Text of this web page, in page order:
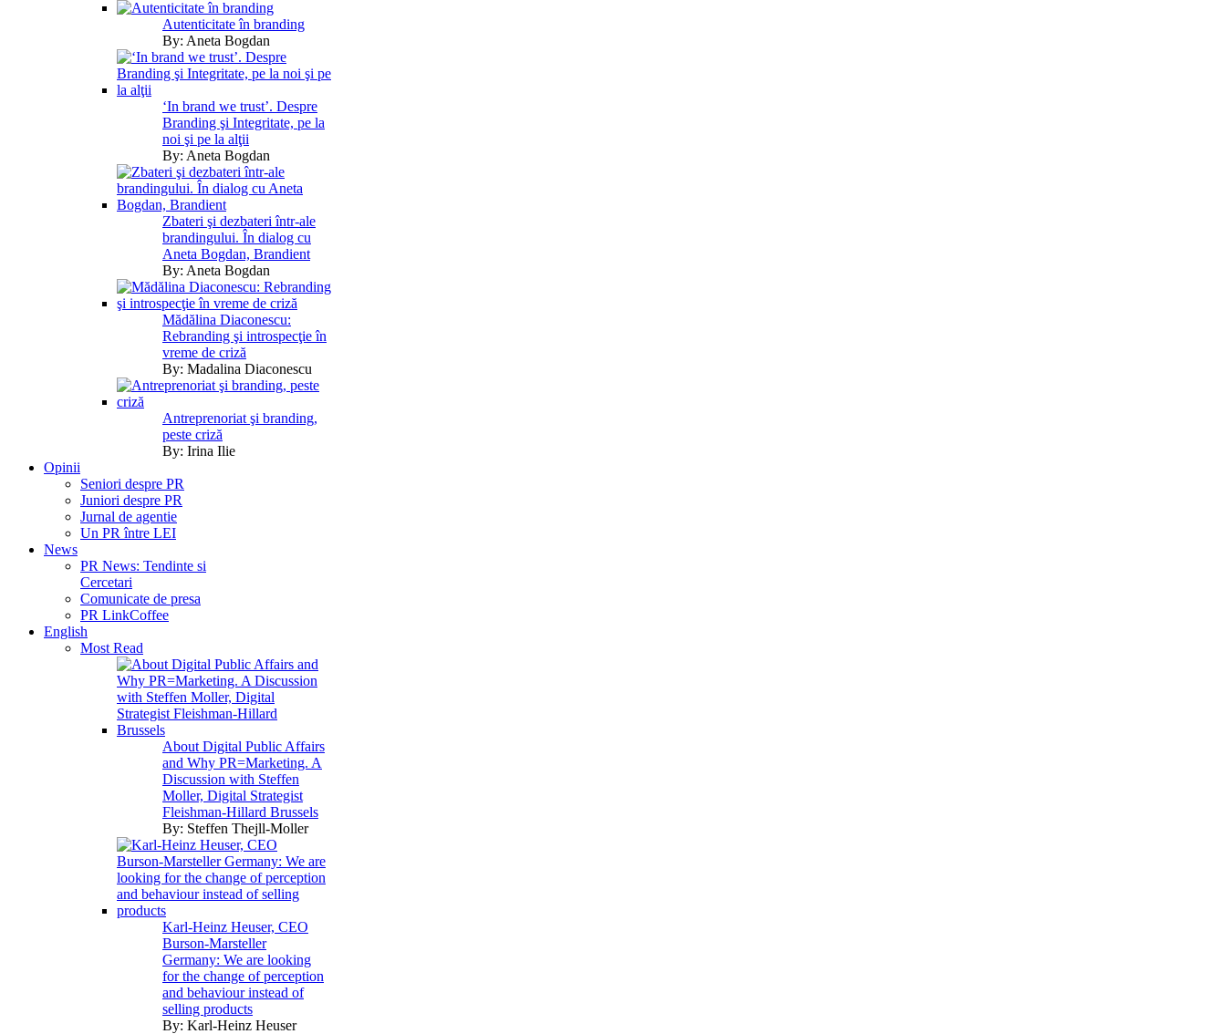
Autenticitate în branding
By: Aneta Bogdan
‘In brand we trust’. Despre
Branding şi Integritate, pe la
noi şi pe la alţii
By: Aneta Bogdan
Zbateri şi dezbateri într-ale
brandingului. În dialog cu
Aneta Bogdan, Brandient
By: Aneta Bogdan
Mădălina Diaconescu:
Rebranding şi introspecţie în
vreme de criză
By: Madalina Diaconescu
Antreprenoriat şi branding,
peste criză
By: Irina Ilie
Opinii
Seniori despre PR
Juniori despre PR
Jurnal de agentie
Un PR între LEI
News
PR News: Tendinte si
Cercetari
Comunicate de presa
PR LinkCoffee
English
Most Read
About Digital Public Affairs
and Why PR=Marketing. A
Discussion with Steffen
Moller, Digital Strategist
Fleishman-Hillard Brussels
By: Steffen Thejll-Moller
Karl-Heinz Heuser, CEO
Burson-Marsteller
Germany: We are looking
for the change of perception
and behaviour instead of
selling products
By: Karl-Heinz Heuser